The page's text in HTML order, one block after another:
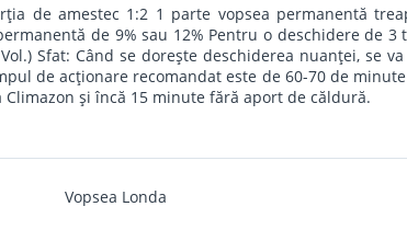
de amestec 1:2 1 parte vopsea permanentă
de 9% sau 12% Pentru o deschidere de 3
Sfat: Când se doreşte deschiderea nuanţei, se
de acţionare recomandat este de 60-70 de
şi încă 15 minute fără aport de căldură.
Vopsea Londa